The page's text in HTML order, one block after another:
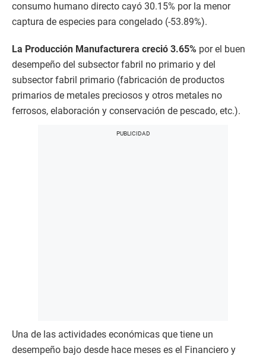
consumo humano directo cayó 30.15% por la menor
captura de especies para congelado (-53.89%).
La Producción Manufacturera creció 3.65% por el buen
desempeño del subsector fabril no primario y del
subsector fabril primario (fabricación de productos
primarios de metales preciosos y otros metales no
ferrosos, elaboración y conservación de pescado, etc.).
Una de las actividades económicas que tiene un
desempeño bajo desde hace meses es el Financiero y